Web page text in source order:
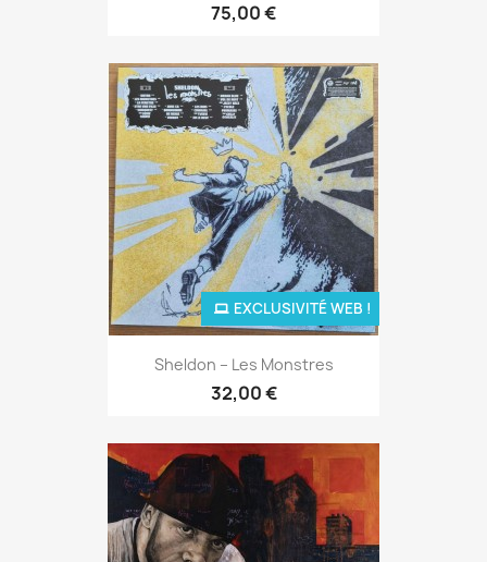
75,00 €
Sheldon – Les Monstres
32,00 €
EXCLUSIVITÉ WEB !